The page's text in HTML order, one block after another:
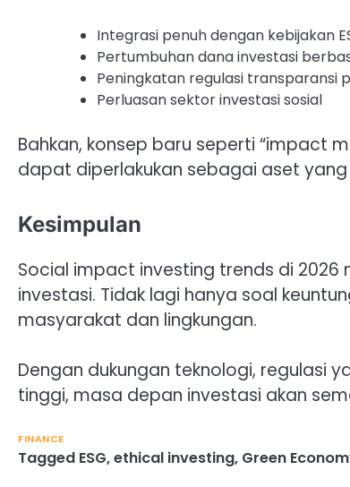
Integrasi penuh dengan kebijakan
Pertumbuhan dana investasi
Peningkatan regulasi transparansi
Perluasan sektor investasi sosial
Bahkan, konsep baru seperti “impact
dapat diperlakukan sebagai aset yang
Kesimpulan
Social impact investing trends di
investasi. Tidak lagi hanya soal
masyarakat dan lingkungan.
Dengan dukungan teknologi, regulasi
tinggi, masa depan investasi akan
FINANCE
Tagged ESG,ethical investing, Green